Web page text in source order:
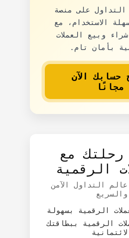
التداول على منصة
الاستخدام، مع
شراء وبيع العملات
بأمان تام.
حسابك الآن
مجانًا
رحلتك مع
الرقمية
عالم التداول الآمن
والسريع
الرقمية بسهولة
الرقمية ببطاقتك
الائتمانية